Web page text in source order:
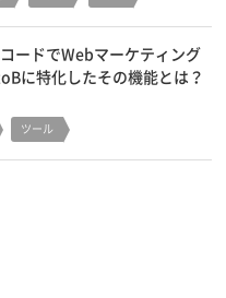
ードでWebマーケティング
に特化したその機能とは？
ツール